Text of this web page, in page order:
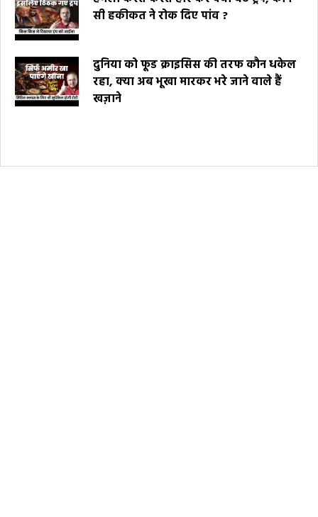
सी हकीकत ने रोक दिए पांव ?
दुनिया को फूड क्राइसिस की तरफ कौन धकेल
रहा, क्या अब भूखा मारकर भरे जाने वाले हैं
खज़ाने